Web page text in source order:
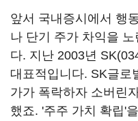
앞서 국내증시에서 행
나 단기 주가 차익을 노
다. 지난 2003년
대표적입니다. SK글로
가가 폭락하자 소버린
했죠. '주주 가치 확립'